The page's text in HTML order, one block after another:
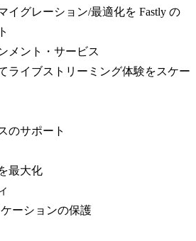
イグレーション/最適化を Fastly の
メント・サービス
ライブストリーミング体験をスケー
のサポート
最大化
ーションの保護